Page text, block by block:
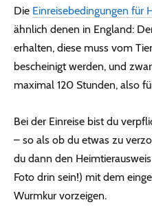
Die Einreisebedingungen für
ähnlich denen in England:
erhalten, diese muss vom
bescheinigt werden, und
maximal 120 Stunden, also
Bei der Einreise bist du
– so als ob du etwas zu
du dann den
Foto drin sein!) mit dem
Wurmkur vorzeigen.